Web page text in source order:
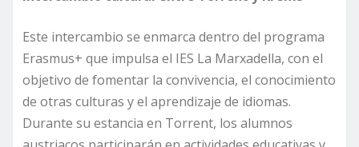
Este intercambio se enmarca dentro del programa
Erasmus+ que impulsa el IES La Marxadella, con el
objetivo de fomentar la convivencia, el conocimiento
de otras culturas y el aprendizaje de idiomas.
Durante su estancia en Torrent, los alumnos